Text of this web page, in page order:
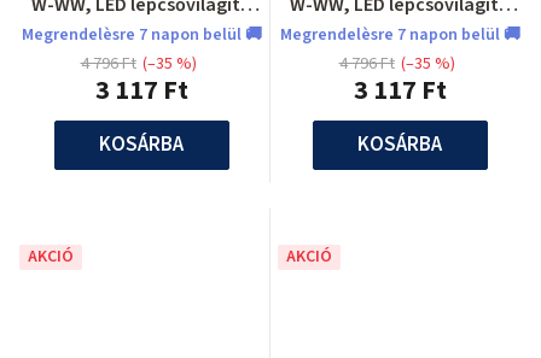
lámpatest
Megrendelèsre 7 napon belül 🚚
3 117 Ft
4 796 Ft (–35 %)
KOSÁRBA
lámpatest
Megrendelèsre 7 napon belül 🚚
3 117 Ft
4 796 Ft (–35 %)
KOSÁRBA
AKCIÓ AKCIÓ